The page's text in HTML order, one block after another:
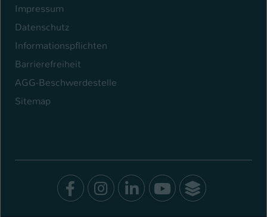
Impressum
Datenschutz
Informationspflichten
Barrierefreiheit
AGG-Beschwerdestelle
Sitemap
Facebook
Instagram
LinkedIn
Youtube